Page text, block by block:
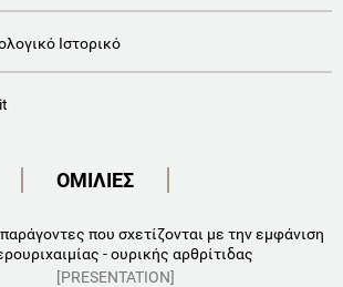
Ιστορικό
ΟΜΙΛΙΕΣ
που σχετίζονται με την εμφάνιση
- ουρικής αρθρίτιδας
[PRESENTATION]